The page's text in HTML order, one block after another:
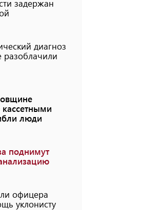
задержан
диагноз
разоблачили
люди
поднимут
офицера
уклонисту